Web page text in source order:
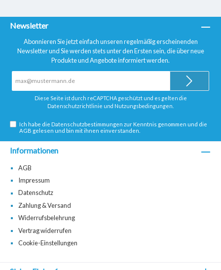
Newsletter
Abonnieren Sie jetzt einfach unseren regelmäßig erscheinenden
Newsletter und Sie werden stets unter den Ersten sein, die über neue
Produkte und Angebote informiert werden.
Adresse*
Diese Seite ist durch reCAPTCHA geschützt und es gelten die
Datenschutzrichtlinie und Nutzungsbedingungen
Ich habe dieDatenschutzbestimmungen zur Kenntnis genommen und die
AGB gelesen und bin mit ihnen einverstanden.
Informationen
AGB
Impressum
Datenschutz
Zahlung & Versand
Widerrufsbelehrung
Vertrag widerrufen
Cookie-Einstellungen